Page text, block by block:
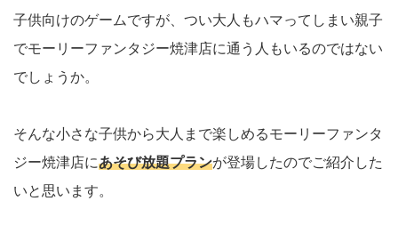
子供向けのゲームですが、つい大人もハマってしまい親子
でモーリーファンタジー焼津店に通う人もいるのではない
でしょうか。
そんな小さな子供から大人まで楽しめるモーリーファンタ
ジー焼津店にあそび放題プランが登場したのでご紹介した
いと思います。